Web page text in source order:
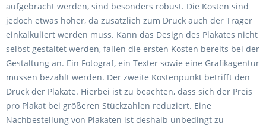
aufgebracht werden, sind besonders robust. Die Kosten sind
jedoch etwas höher, da zusätzlich zum Druck auch der Träger
einkalkuliert werden muss. Kann das Design des Plakates nicht
selbst gestaltet werden, fallen die ersten Kosten bereits bei der
Gestaltung an. Ein Fotograf, ein Texter sowie eine Grafikagentur
müssen bezahlt werden. Der zweite Kostenpunkt betrifft den
Druck der Plakate. Hierbei ist zu beachten, dass sich der Preis
pro Plakat bei größeren Stückzahlen reduziert. Eine
Nachbestellung von Plakaten ist deshalb unbedingt zu